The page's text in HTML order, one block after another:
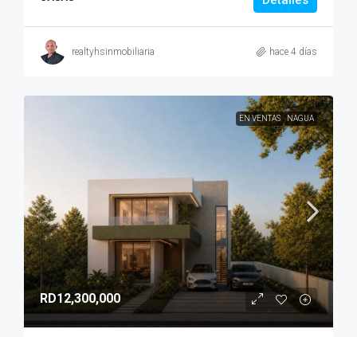
realtyhsinmobiliaria hace 4 días
EN VENTAS NAGUA
RD12,300,000